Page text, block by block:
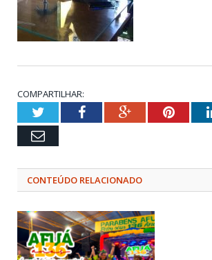
COMPARTILHAR:
TwitterFacebookGoogle+
Email
CONTEÚDO RELACIONADO